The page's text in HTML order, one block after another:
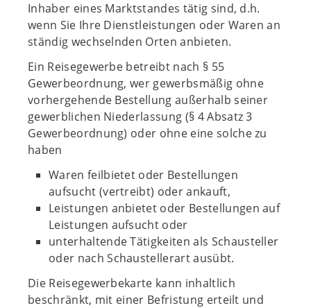
Inhaber eines Marktstandes tätig sind, d.h.
wenn Sie Ihre Dienstleistungen oder Waren an
ständig wechselnden Orten anbieten.
Ein Reisegewerbe betreibt nach § 55
Gewerbeordnung, wer gewerbsmäßig ohne
vorhergehende Bestellung außerhalb seiner
gewerblichen Niederlassung (§ 4 Absatz 3
Gewerbeordnung) oder ohne eine solche zu
haben
Waren feilbietet oder Bestellungen
aufsucht (vertreibt) oder ankauft,
Leistungen anbietet oder Bestellungen auf
Leistungen aufsucht oder
unterhaltende Tätigkeiten als Schausteller
oder nach Schaustellerart ausübt.
Die Reisegewerbekarte kann inhaltlich
beschränkt, mit einer Befristung erteilt und